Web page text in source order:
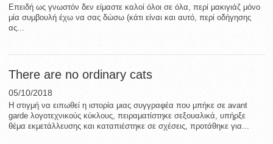
Επειδή ως γνωστόν δεν είμαστε καλοί όλοι σε όλα, περί μακιγιάζ μόνο
μία συμβουλή έχω να σας δώσω (κάτι είναι και αυτό, περί οδήγησης
ας...
There are no ordinary cats
05/10/2018
Η στιγμή να ειπωθεί η ιστορία μιας συγγραφέα που μπήκε σε avant
garde λογοτεχνικούς κύκλους, πειραματίστηκε σεξουαλικά, υπήρξε
θέμα εκμετάλλευσης και καταπιέστηκε σε σχέσεις, προτάθηκε για...